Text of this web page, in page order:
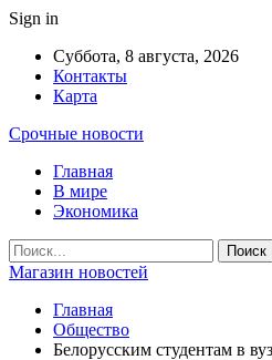
Sign in
Суббота, 8 августа, 2026
Контакты
Карта
Срочные новости
Главная
В мире
Экономика
Магазин новостей
Главная
Общество
Белорусским студентам в